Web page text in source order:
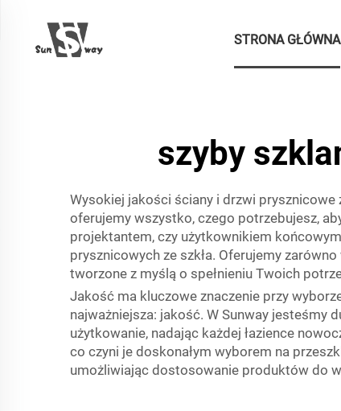
STRONA GŁÓWNA
szyby
Wysokiej jakości ściany i drzwi prysznicowe
oferujemy wszystko, czego potrzebujesz,
projektantem, czy użytkownikiem
prysznicowych ze szkła. Oferujemy
tworzone z myślą o spełnieniu Twoich
Jakość ma kluczowe znaczenie przy
najważniejsza: jakość. W Sunway jesteśmy
użytkowanie, nadając każdej łazience
co czyni je doskonałym wyborem na
umożliwiając dostosowanie produktów do